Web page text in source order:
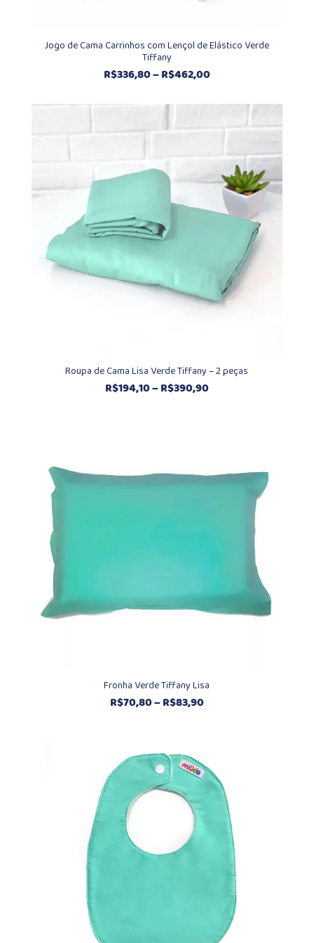
Jogo de Cama Carrinhos com Lençol de Elástico Verde
Tiffany
R$336,80–R$462,00Faixa
preço:
R$336,80
R$462,00
Roupa de Cama Lisa Verde Tiffany – 2 peças
R$194,10–R$390,90Faixa
Fronha Verde Tiffany Lisa
R$70,80–R$83,90Faixa
através
R$83,90